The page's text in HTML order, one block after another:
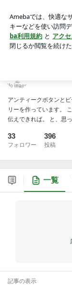
アプリをダウンロ
ょう。
アンティークボタンと
リーを作っています。
伝えできれば。 と、思っ
33
フォロワー
396
投稿
一覧
記事の表示